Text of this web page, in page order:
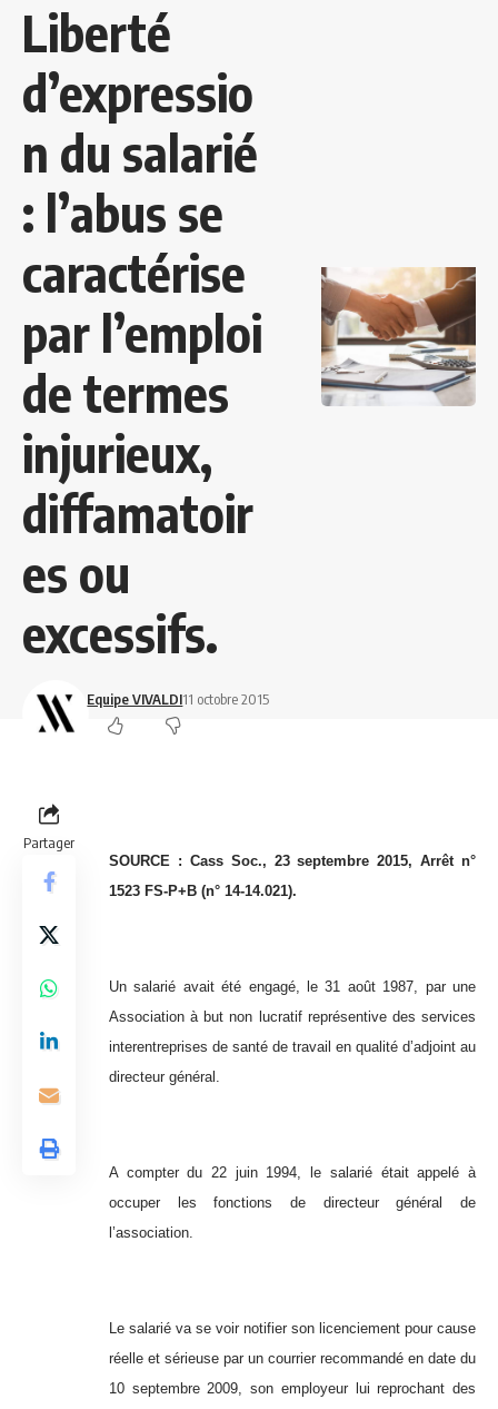
Liberté
d’expressio
n du salarié
: l’abus se
caractérise
par l’emploi
de termes
injurieux,
diffamatoir
es ou
excessifs.
Equipe VIVALDI11 octobre 2015
Partager
SOURCE : Cass Soc., 23 septembre 2015, Arrêt n°
1523 FS-P+B (n° 14-14.021).
Un salarié avait été engagé, le 31 août 1987, par une
Association à but non lucratif représentive des services
interentreprises de santé de travail en qualité d’adjoint au
directeur général.
A compter du 22 juin 1994, le salarié était appelé à
occuper les fonctions de directeur général de
l’association.
Le salarié va se voir notifier son licenciement pour cause
réelle et sérieuse par un courrier recommandé en date du
10 septembre 2009, son employeur lui reprochant des